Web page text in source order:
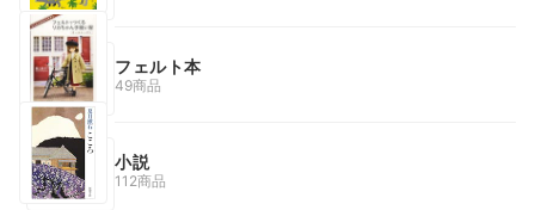
フェルト本
49商品
小説
112商品